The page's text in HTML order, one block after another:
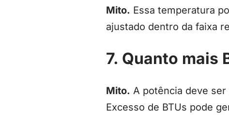
Mito. Essa temperatura
ajustado dentro da faixa
7. Quanto mais
Mito. A potência deve
Excesso de BTUs pode